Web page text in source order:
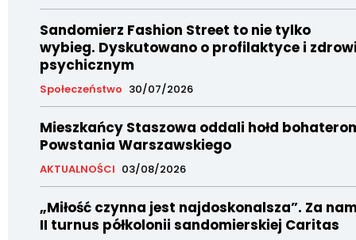
Sandomierz Fashion Street to nie tylko
wybieg. Dyskutowano o profilaktyce i
psychicznym
Społeczeństwo 30/07/2026
Mieszkańcy Staszowa oddali hołd
Powstania Warszawskiego
AKTUALNOŚCI 03/08/2026
„Miłość czynna jest najdoskonalsza”. Za
II turnus półkolonii sandomierskiej Caritas